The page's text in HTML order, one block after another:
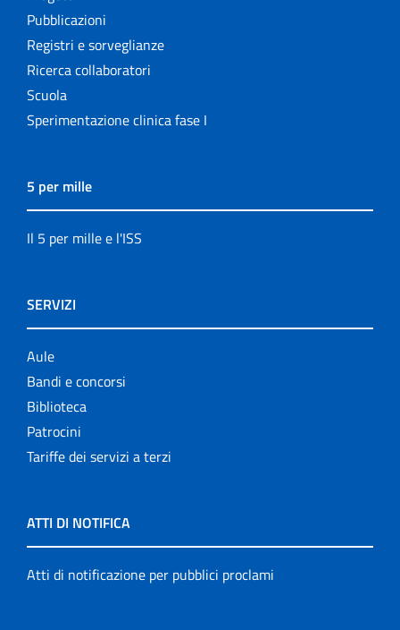
Pubblicazioni
Registri e sorveglianze
Ricerca collaboratori
Scuola
Sperimentazione clinica fase I
5 per mille
Il 5 per mille e l'ISS
SERVIZI
Aule
Bandi e concorsi
Biblioteca
Patrocini
Tariffe dei servizi a terzi
ATTI DI NOTIFICA
Atti di notificazione per pubblici proclami